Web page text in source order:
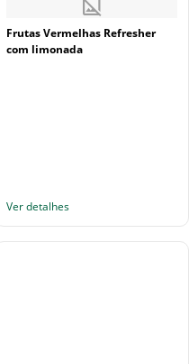
Frutas Vermelhas Refresher
com limonada
Ver detalhes